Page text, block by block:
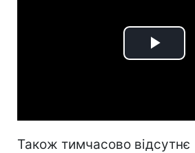
Play
Також тимчасово відсутнє